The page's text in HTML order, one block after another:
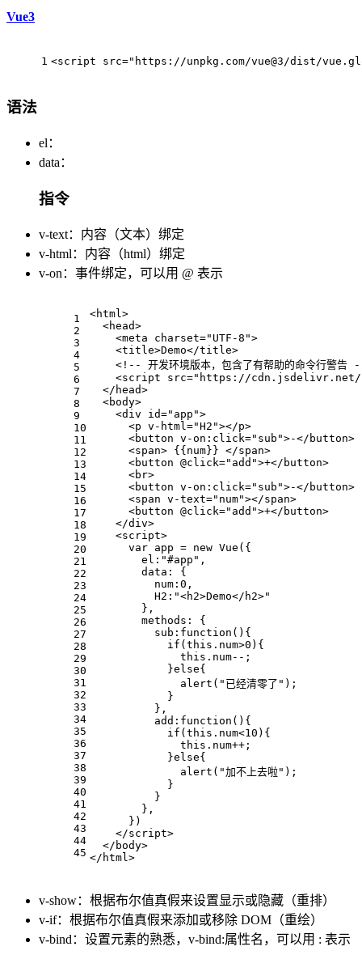
Vue3
1 <script src="https://unpkg.com/vue@3/dist/
语法
el：
data：
指令
v-text：内容（文本）绑定
v-html：内容（html）绑定
v-on：事件绑定，可以用 @ 表示
1
2
3
4
5
6
7
8
9
10
11
12
13
14
15
16
17
18
19
20
21
22
23
24
25
26
27
28
29
30
31
32
33
34
35
36
37
38
39
40
41
42
43
44
45
<html >
<head>
<meta charset="UTF-8">
<title>Demo</title>
<!-- 开发环境版本，包含了有帮助的命令行警告
<script src="https://cdn.jsdelivr.net/
</ head>
<body>
<div id="app">
<p v-html ="H2"></p>
<button v-on:click="sub">-</ button>
<span> {{num}} </span>
<button @click="add">+</ button>
<br>
<button v-on:click="sub">-</ button>
<span v-text="num"></span>
<button @click="add">+</ button>
</div>
<script>
var app = new Vue ({
el : "#app" ,
data : {
num : 0 ,
H2 : "<h2>Demo</h2>"
        },
methods : {
sub : function ( ){
if (this . num>0 ){
this . num--;
            }
else{
alert ( "已经清零了" );
            }
          },
add : function ( ){
if (this . num<10 ){
this . num++;
            }
else{
alert ( "加不上去啦" );
            }
          }
        },
      })
</script>
</ body>
</ html >
v-show：根据布尔值真假来设置显示或隐藏（重排）
v-if：根据布尔值真假来添加或移除 DOM（重绘）
v-bind：设置元素的熟悉，v-bind:属性名，可以用 : 表示